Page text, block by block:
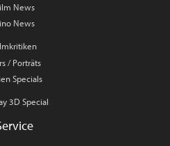
News
News
/ Porträts
Specials
3D Special